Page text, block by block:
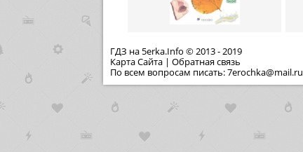
ГДЗ на 5erka.Info © 2013 - 2019
Карта Сайта | Обратная связь
По всем вопросам писать: 7erochka@mail.ru